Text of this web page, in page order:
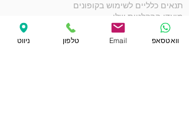
תנאים כלליים לשימוש בקופונים
מועדי ההקלטות שלי
הפרטים שלי באתר
קופונים ומבצעים
ניווט טלפון Email וואטסאפ